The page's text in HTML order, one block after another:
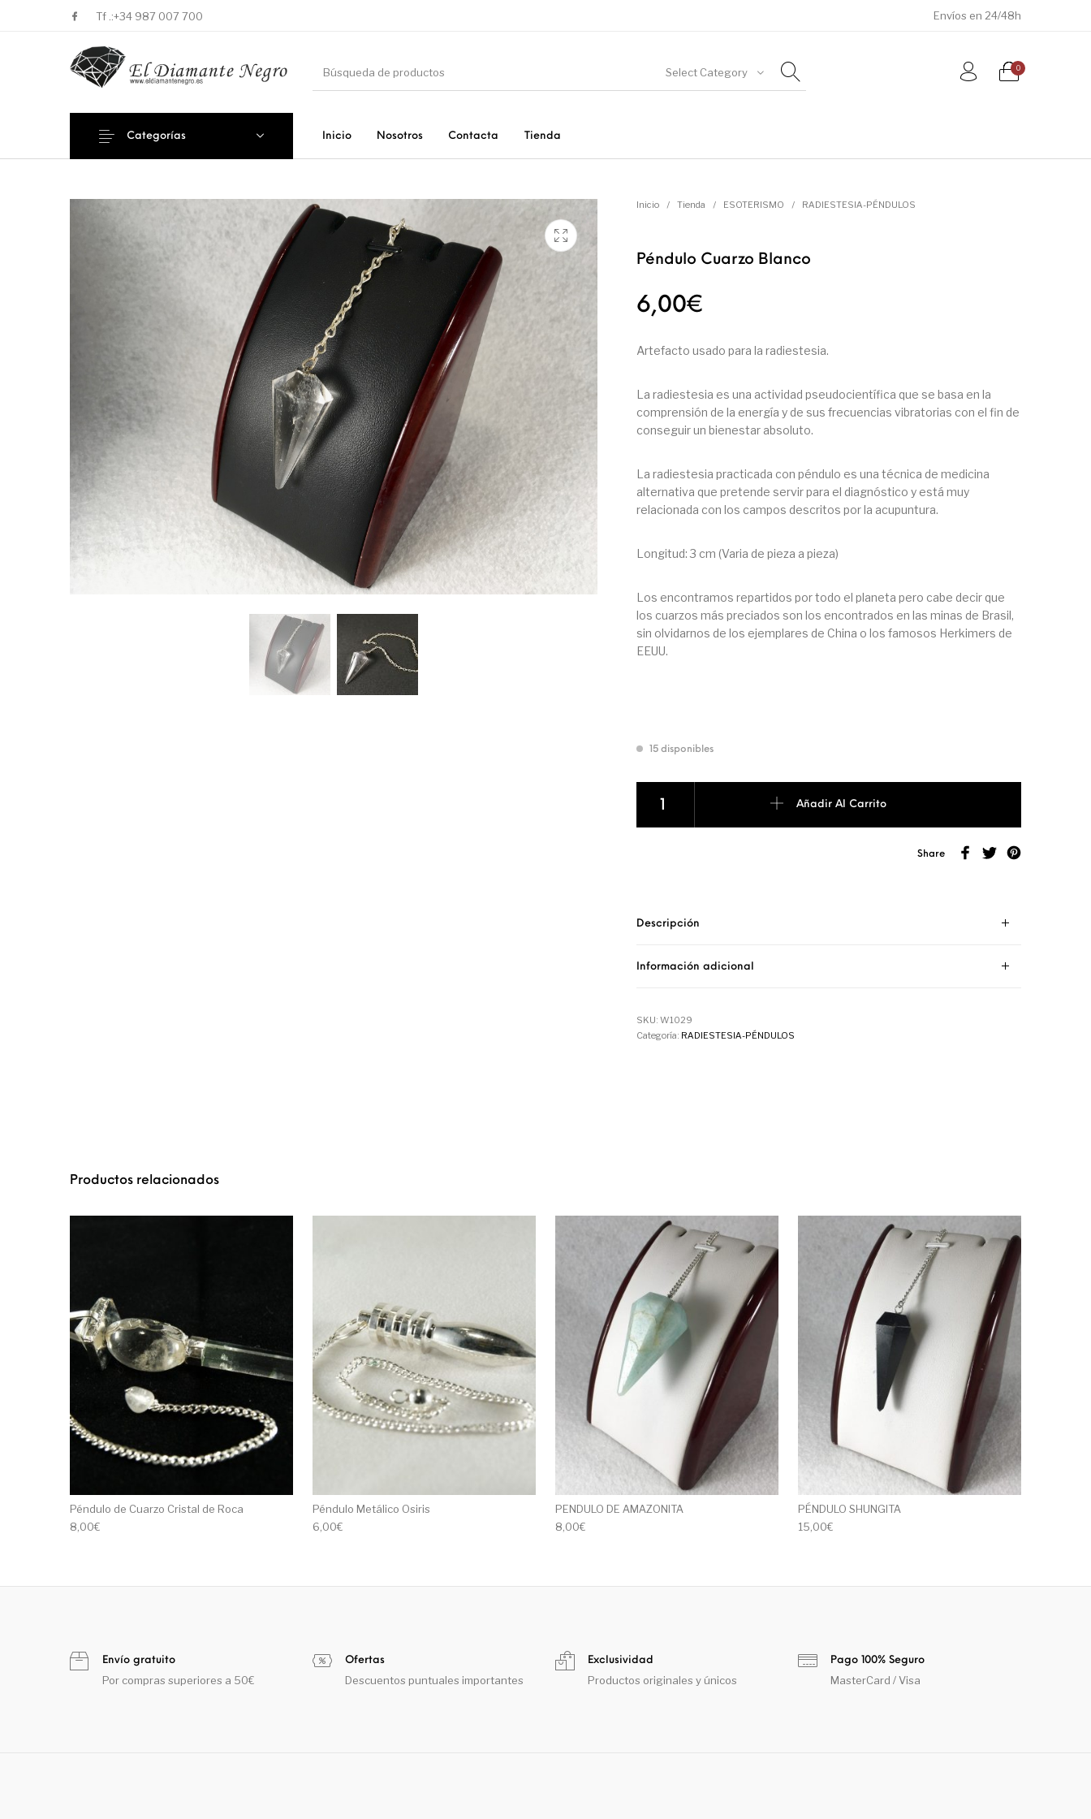
Tf .:+34 987 007 700 Envíos en 24/48h
Select Category 0
Inicio Nosotros Contacta Tienda
Categorías
MINERALES
Inicio / Tienda / ESOTERISMO / RADIESTESIA-PÉNDULOS
Péndulo Cuarzo Blanco
6,00€
Artefacto usado para la radiestesia.
La radiestesia es una actividad pseudocientífica que se basa en la
comprensión de la energía y de sus frecuencias vibratorias con el fin de
conseguir un bienestar absoluto.
La radiestesia practicada con péndulo es una técnica de medicina
alternativa que pretende servir para el diagnóstico y está muy
relacionada con los campos descritos por la acupuntura.
Longitud: 3 cm (Varia de pieza a pieza)
Los encontramos repartidos por todo el planeta pero cabe decir que
los cuarzos más preciados son los encontrados en las minas de Brasil,
sin olvidarnos de los ejemplares de China o los famosos Herkimers de
EEUU.
15 disponibles
Añadir Al Carrito
Share
Descripción
Información adicional
SKU: W1029
Categoría: RADIESTESIA-PÉNDULOS
Productos relacionados
Péndulo de Cuarzo Cristal de Roca
8,00€
Péndulo Metálico Osiris
6,00€
PENDULO DE AMAZONITA
8,00€
PÉNDULO SHUNGITA
15,00€
Envío gratuito
Por compras superiores a 50€
Ofertas
Descuentos puntuales importantes
Exclusividad
Productos originales y únicos
Pago 100% Seguro
MasterCard / Visa